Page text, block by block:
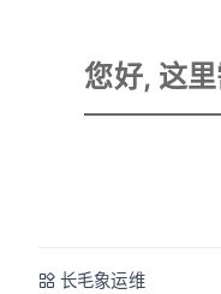
您好, 这
长毛象运维